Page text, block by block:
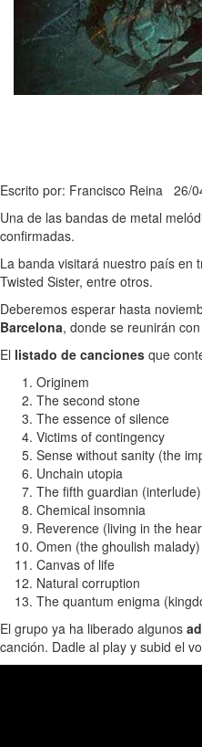
Escrito por: Francisco Reina 26/
Una de las bandas de metal
confirmadas.
La banda visitará nuestro país en
Twisted Sister, entre otros.
Deberemos esperar hasta
Barcelona, donde se reunirán
El listado de canciones que
Originem
The second stone
The essence of silence
Victims of contingency
Sense without sanity (the
Unchain utopia
The fifth guardian (interlude)
Chemical insomnia
Reverence (living in the
Omen (the ghoulish malady)
Canvas of life
Natural corruption
The quantum enigma
El grupo ya ha liberado algunos
canción. Dadle al play y subid el